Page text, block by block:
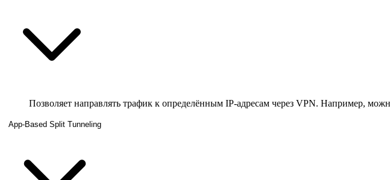
Позволяет направлять трафик к определённым IP-адресам через VPN. Например,
App-Based Split Tunneling